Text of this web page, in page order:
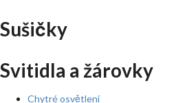
Sušičky
Svitidla a žárovky
Chytré osvětlení